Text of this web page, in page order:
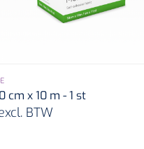
cm x 10 m - 1 st
BTW